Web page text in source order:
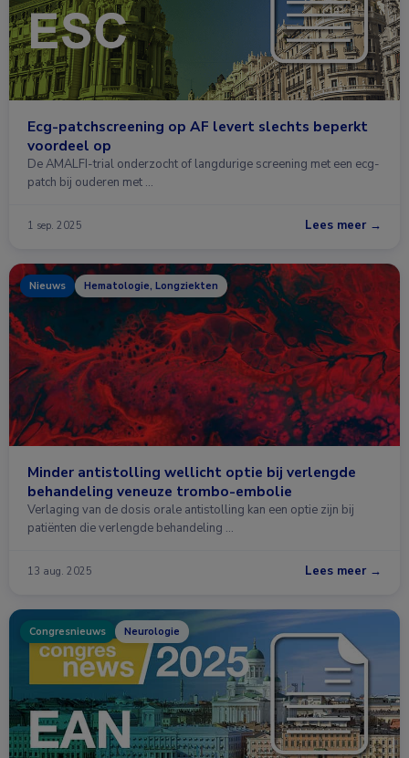
Ecg-patchscreening op AF levert slechts beperkt
voordeel op
De AMALFI-trial onderzocht of langdurige screening met een ecg-
patch bij ouderen met …
1 sep. 2025 Lees meer →
Nieuws Hematologie, Longziekten
Minder antistolling wellicht optie bij verlengde
behandeling veneuze trombo-embolie
Verlaging van de dosis orale antistolling kan een optie zijn bij
patiënten die verlengde behandeling …
13 aug. 2025 Lees meer →
Congresnieuws Neurologie